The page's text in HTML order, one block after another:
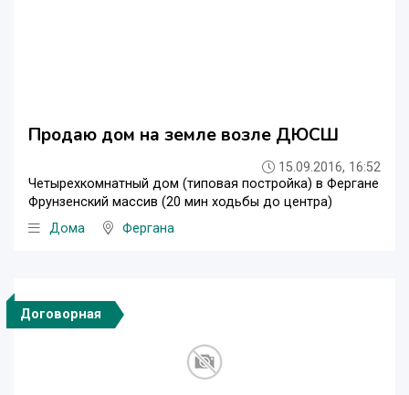
Продаю дом на земле возле ДЮСШ
15.09.2016, 16:52
Четырехкомнатный дом (типовая постройка) в Фергане
Фрунзенский массив (20 мин ходьбы до центра)
Дома
Фергана
Договорная